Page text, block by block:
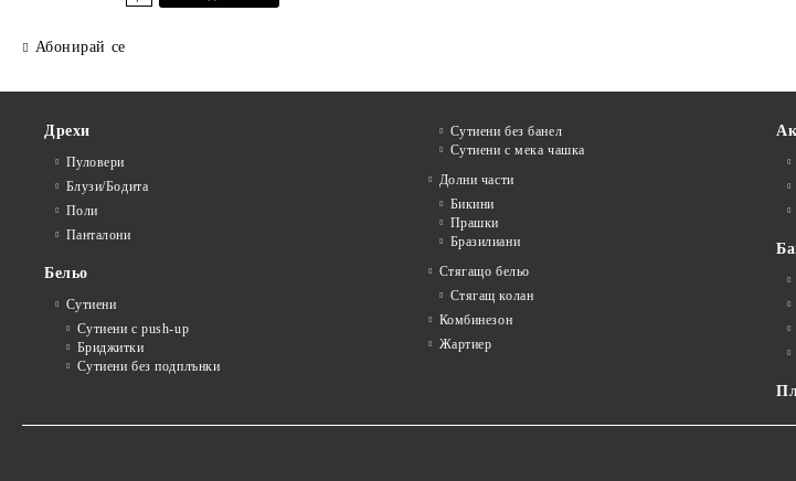
Абонирай се
Дрехи
Пуловери
Блузи/Бодита
Поли
Панталони
Бельо
Сутиени
Сутиени с push-up
Бриджитки
Сутиени без подплънки
Сутиени без банел
Сутиени с мека чашка
Долни части
Бикини
Прашки
Бразилиани
Стягащо бельо
Стягащ колан
Комбинезон
Жартиер